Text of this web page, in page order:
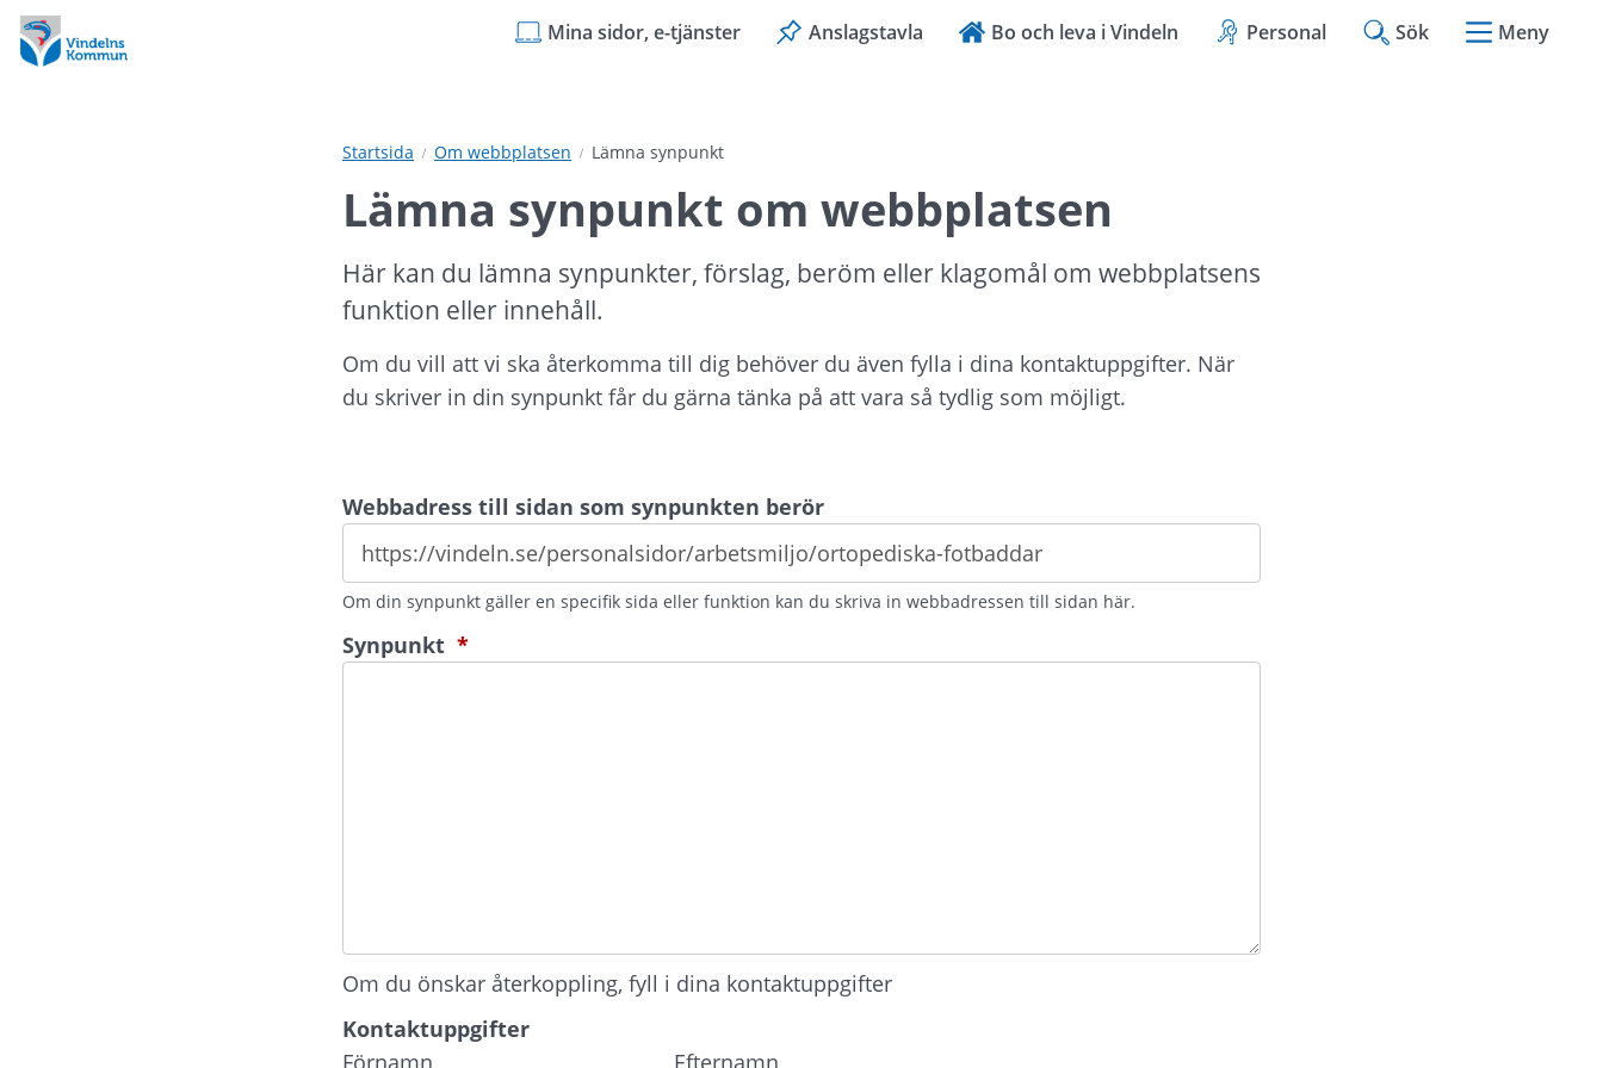
Hoppa
till
innehåll
Hoppa
till
undermeny
Mina sidor, e-tjänster Anslagstavla Bo och leva i Vindeln Personal Sök Meny
Startsida Om webbplatsen Lämna synpunkt
Lämna synpunkt om webbplatsen
Här kan du lämna synpunkter, förslag, beröm eller klagomål om webbplatsens
funktion eller innehåll.
Om du vill att vi ska återkomma till dig behöver du även fylla i dina kontaktuppgifter. När
du skriver in din synpunkt får du gärna tänka på att vara så tydlig som möjligt.
Webbadress till sidan som synpunkten berör
Om din synpunkt gäller en specifik sida eller funktion kan du skriva in webbadressen till sidan här.
Synpunkt *(obligatorisk)
Om du önskar återkoppling, fyll i dina kontaktuppgifter
Kontaktuppgifter
Kontaktuppgifter
Förnamn Efternamn